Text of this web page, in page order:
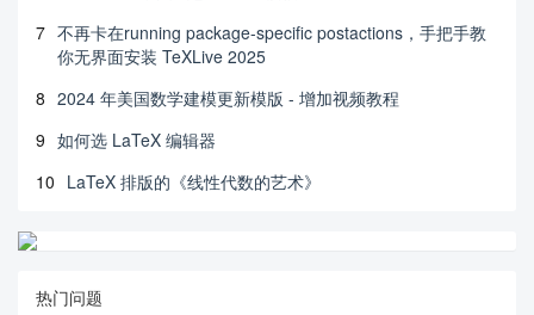
7 不再卡在running package-specific postactions，手把手教
你无界面安装 TeXLive 2025
8 2024 年美国数学建模更新模版 - 增加视频教程
9 如何选 LaTeX 编辑器
10 LaTeX 排版的《线性代数的艺术》
热门问题